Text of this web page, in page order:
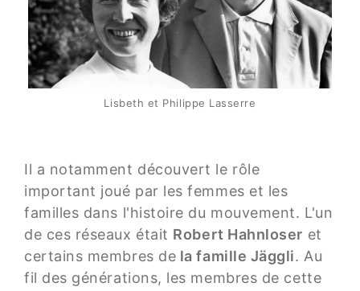
Lisbeth et Philippe Lasserre
Il a notamment découvert le rôle
important joué par les femmes et les
familles dans l'histoire du mouvement. L'un
de ces réseaux était Robert Hahnloser et
certains membres de la famille Jäggli. Au
fil des générations, les membres de cette